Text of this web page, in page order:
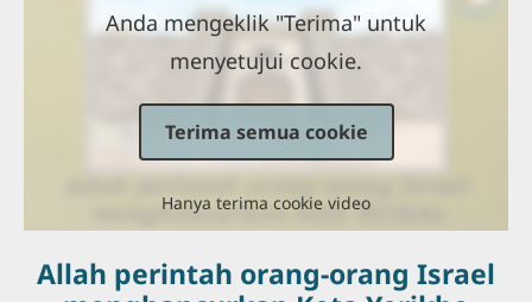
Anda mengeklik "Terima" untuk
menyetujui cookie.
Terima semua cookie
Hanya terima cookie video
Allah perintah orang-orang Israel